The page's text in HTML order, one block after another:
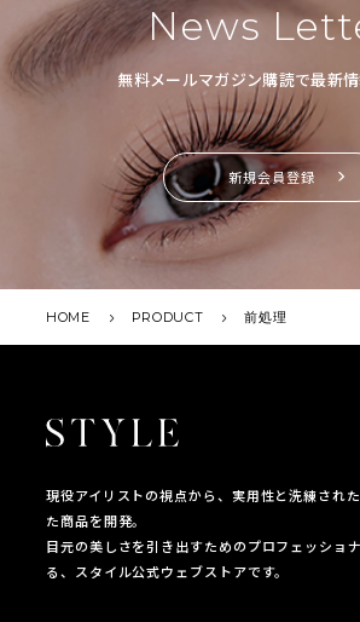
News
無料メールマガジン購読で最新
新規会員登録
HOME PRODUCT 前処理
現役アイリストの視点から、実用性と洗練され
た商品を開発。
目元の美しさを引き出すためのプロフェッショ
る、スタイル公式ウェブストアです。